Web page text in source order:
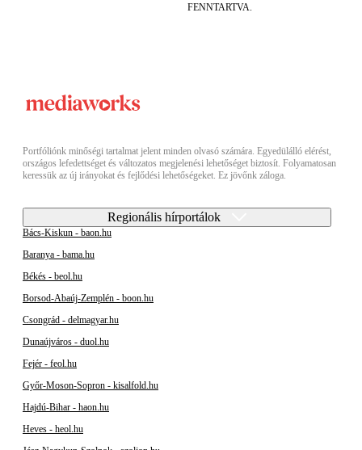
FENNTARTVA.
Portfóliónk minőségi tartalmat jelent minden olvasó számára. Egyedülálló elérést,
országos lefedettséget és változatos megjelenési lehetőséget biztosít. Folyamatosan
keressük az új irányokat és fejlődési lehetőségeket. Ez jövőnk záloga.
Regionális hírportálok
Bács-Kiskun - baon.hu
Baranya - bama.hu
Békés - beol.hu
Borsod-Abaúj-Zemplén - boon.hu
Csongrád - delmagyar.hu
Dunaújváros - duol.hu
Fejér - feol.hu
Győr-Moson-Sopron - kisalfold.hu
Hajdú-Bihar - haon.hu
Heves - heol.hu